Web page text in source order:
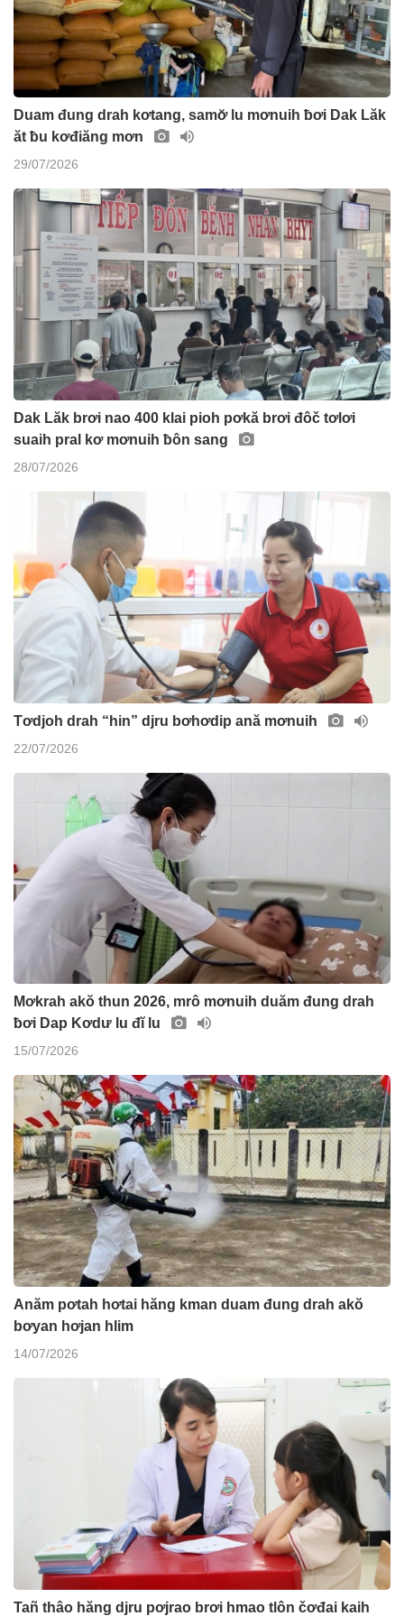
Duam đung drah kơtang, samơ̆ lu mơnuih ƀơi Dak Lăk
ăt ƀu kơđiăng mơn
29/07/2026
Dak Lăk brơi nao 400 klai pioh pơkă brơi đôč tơlơi
suaih pral kơ mơnuih ƀôn sang
28/07/2026
Tơdjoh drah “hin” djru bơhơdip ană mơnuih
22/07/2026
Mơkrah akŏ thun 2026, mrô mơnuih duăm đung drah
ƀơi Dap Kơdư lu đĭ lu
15/07/2026
Anăm pơtah hơtai hăng kman duam đung drah akŏ
bơyan hơjan hlim
14/07/2026
Tañ thâo hăng djru pơjrao brơi hmao tlôn čơđai kaih